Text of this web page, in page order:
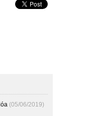
(05/06/2019)